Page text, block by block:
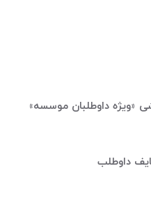
«ویژه داوطلبان موسسه»
داوطلب